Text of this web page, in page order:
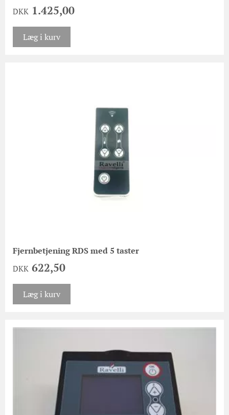
DKK 1.425,00
Læg i kurv
Fjernbetjening RDS med 5 taster
DKK 622,50
Læg i kurv